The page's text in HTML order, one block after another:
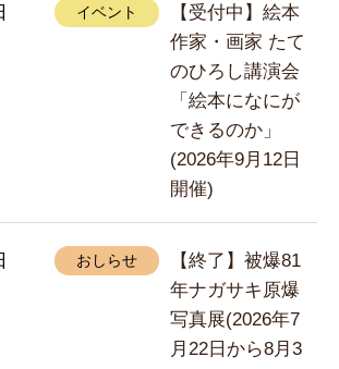
イベント
【受付中】絵本
作家・画家 たて
のひろし講演会
「絵本になにが
できるのか」
(2026年9月12日
開催)
おしらせ
【終了】被爆81
年ナガサキ原爆
写真展(2026年7
月22日から8月3